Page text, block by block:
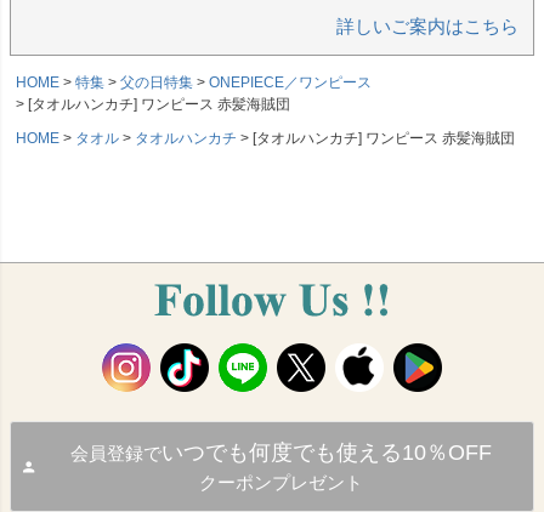
詳しいご案内はこちら
HOME 特集 父の日特集
ONEPIECE／ワンピース
[タオルハンカチ] ワンピース 赤髪海賊団
HOME
タオル タオルハンカチ [タオルハンカチ] ワンピース 赤髪海賊団
会員登録でいつでも何度でも使える10％OFF
クーポンプレゼント